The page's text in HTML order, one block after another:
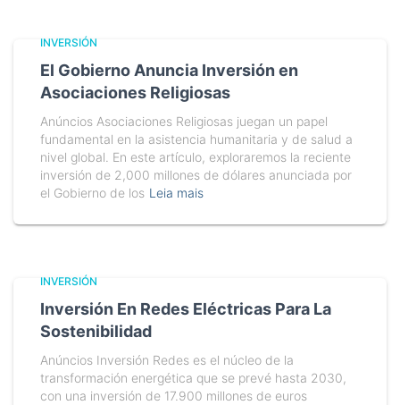
INVERSIÓN
El Gobierno Anuncia Inversión en
Asociaciones Religiosas
Anúncios Asociaciones Religiosas juegan un papel
fundamental en la asistencia humanitaria y de salud a
nivel global. En este artículo, exploraremos la reciente
inversión de 2,000 millones de dólares anunciada por
el Gobierno de los Leia mais
INVERSIÓN
Inversión En Redes Eléctricas Para La
Sostenibilidad
Anúncios Inversión Redes es el núcleo de la
transformación energética que se prevé hasta 2030,
con una inversión de 17.900 millones de euros